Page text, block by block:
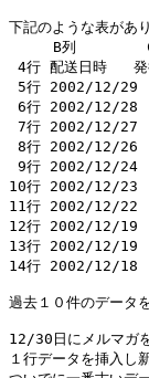
下記のような表があ
B列
4行 配送日時   発
5行 2002/12/29
6行 2002/12/28
7行 2002/12/27
8行 2002/12/26
9行 2002/12/24
10行 2002/12/23
11行 2002/12/22
12行 2002/12/19
13行 2002/12/19
14行 2002/12/18
過去１０件のデータ
12/30日にメルマガ
１行データを挿入し